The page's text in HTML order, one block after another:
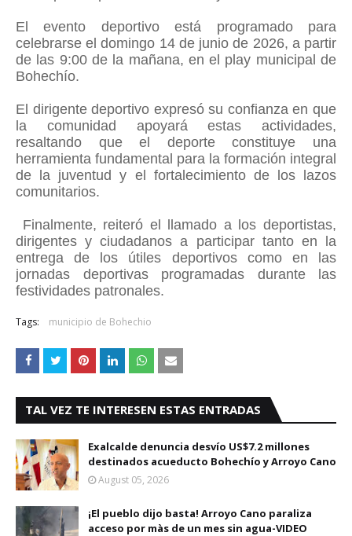
El evento deportivo está programado para
celebrarse el domingo 14 de junio de 2026, a partir
de las 9:00 de la mañana, en el play municipal de
Bohechío.
El dirigente deportivo expresó su confianza en que
la comunidad apoyará estas actividades,
resaltando que el deporte constituye una
herramienta fundamental para la formación integral
de la juventud y el fortalecimiento de los lazos
comunitarios.
Finalmente, reiteró el llamado a los deportistas,
dirigentes y ciudadanos a participar tanto en la
entrega de los útiles deportivos como en las
jornadas deportivas programadas durante las
festividades patronales.
Tags: municipio de Bohechio
TAL VEZ TE INTERESEN ESTAS ENTRADAS
Exalcalde denuncia desvío US$7.2 millones
destinados acueducto Bohechío y Arroyo Cano
August 05, 2026
¡El pueblo dijo basta! Arroyo Cano paraliza
acceso por màs de un mes sin agua-VIDEO